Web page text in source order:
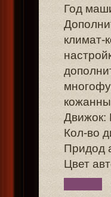
Год
климат-
Движок:
Кол-во
Придод
Цвет